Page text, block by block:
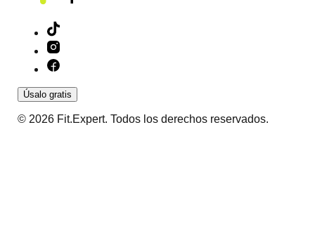
Úsalo gratis
© 2026 Fit.Expert. Todos los derechos reservados.